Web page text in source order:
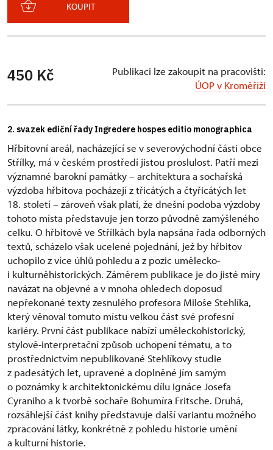
KOUPIT
450 Kč
Publikaci lze zakoupit na pracovišti:
ÚOP v Kroměříži
2. svazek ediční řady Ingredere hospes editio monographica
Hřbitovní areál, nacházející se v severovýchodní části obce
Střílky, má v českém prostředí jistou proslulost. Patří mezi
významné barokní památky – architektura a sochařská
výzdoba hřbitova pocházejí z třicátých a čtyřicátých let
18. století – zároveň však platí, že dnešní podoba výzdoby
tohoto místa představuje jen torzo původně zamýšleného
celku. O hřbitově ve Střílkách byla napsána řada odborných
textů, scházelo však ucelené pojednání, jež by hřbitov
uchopilo z více úhlů pohledu a z pozic umělecko-
i kulturněhistorických. Záměrem publikace je do jisté míry
navázat na objevné a v mnoha ohledech doposud
nepřekonané texty zesnulého profesora Miloše Stehlíka,
který věnoval tomuto místu velkou část své profesní
kariéry. První část publikace nabízí uměleckohistorický,
stylově-interpretační způsob uchopení tématu, a to
prostřednictvím nepublikované Stehlíkovy studie
z padesátých let, upravené a doplněné jím samým
o poznámky k architektonickému dílu Ignáce Josefa
Cyraniho a k tvorbě sochaře Bohumíra Fritsche. Druhá,
rozsáhlejší část knihy představuje další variantu možného
zpracování látky, konkrétně z pohledu historie umění
a kulturní historie.